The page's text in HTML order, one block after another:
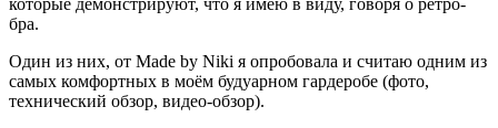
которые демонстрируют, что я имею в виду, говоря о ретро-
бра.
Один из них, от Made by Niki я опробовала и считаю одним из
самых комфортных в моём будуарном гардеробе (фото,
технический обзор, видео-обзор).